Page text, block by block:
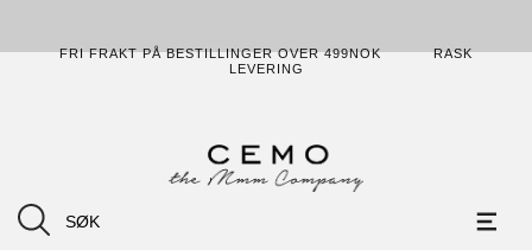
FRI FRAKT PÅ BESTILLINGER OVER 499NOK
RASK
LEVERING